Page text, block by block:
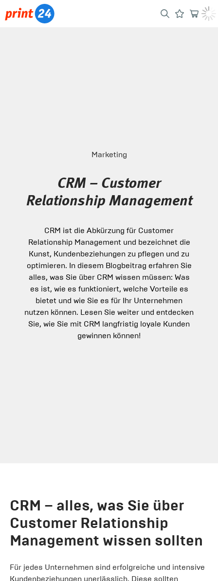
Marketing
CRM – Customer
Relationship Management
CRM ist die Abkürzung für Customer
Relationship Management und bezeichnet die
Kunst, Kundenbeziehungen zu pflegen und zu
optimieren. In diesem Blogbeitrag erfahren Sie
alles, was Sie über CRM wissen müssen: Was
es ist, wie es funktioniert, welche Vorteile es
bietet und wie Sie es für Ihr Unternehmen
nutzen können. Lesen Sie weiter und entdecken
Sie, wie Sie mit CRM langfristig loyale Kunden
gewinnen können!
CRM – alles, was Sie über
Customer Relationship
Management wissen sollten
Für jedes Unternehmen sind erfolgreiche und intensive
Kundenbeziehungen unerlässlich. Diese sollten